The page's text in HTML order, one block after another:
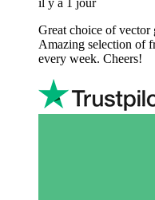
Great choice of vector
Amazing selection of
every week. Cheers!